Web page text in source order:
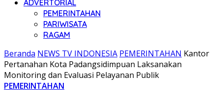
ADVERTORIAL
PEMERINTAHAN
PARIWISATA
RAGAM
Beranda NEWS TV INDONESIA PEMERINTAHAN Kantor
Pertanahan Kota Padangsidimpuan Laksanakan
Monitoring dan Evaluasi Pelayanan Publik
PEMERINTAHAN